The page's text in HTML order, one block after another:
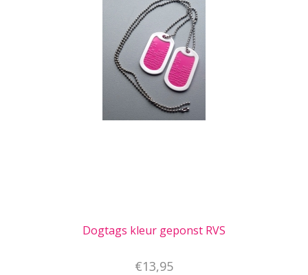
Dogtags kleur geponst RVS
€13,95